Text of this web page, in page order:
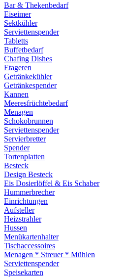
Bar & Thekenbedarf
Eiseimer
Sektkühler
Serviettenspender
Tabletts
Buffetbedarf
Chafing Dishes
Etageren
Getränkekühler
Getränkespender
Kannen
Meeresfrüchtebedarf
Menagen
Schokobrunnen
Serviettenspender
Servierbretter
Spender
Tortenplatten
Besteck
Design Besteck
Eis Dosierlöffel & Eis Schaber
Hummerbrecher
Einrichtungen
Aufsteller
Heizstrahler
Hussen
Menükartenhalter
Tischaccessoires
Menagen * Streuer * Mühlen
Serviettenspender
Speisekarten